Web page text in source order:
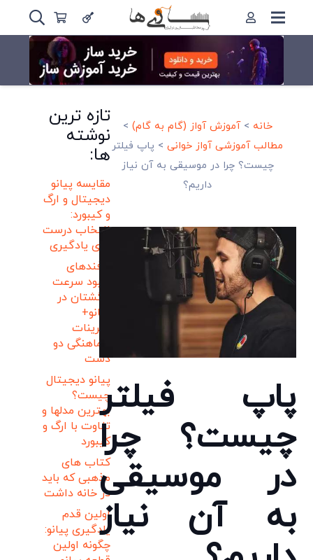
خانه >آموزش آواز (گام به گام) >
مطالب آموزشی آواز خوانی> پاپ فیلتر
چیست؟ چرا در موسیقی به آن نیاز
داریم؟
پاپ فیلتر
چیست؟ چرا
در موسیقی
به آن نیاز
تازه ترین
نوشته
ها:
مقایسه پیانو
دیجیتال و ارگ
و کیبورد:
انتخاب درست
برای یادگیری
ترفندهای
بهبود سرعت
انگشتان در
پیانو+
تمرینات
هماهنگی دو
دست
پیانو دیجیتال
چیست؟
بهترین مدلها و
تفاوت با ارگ و
کیبورد
کتاب های
مذهبی که باید
در خانه داشت
اولین قدم
یادگیری پیانو:
چگونه اولین